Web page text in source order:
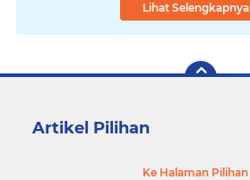
Lihat Selengkapnya
Artikel Pilihan
Ke Halaman Pilihan